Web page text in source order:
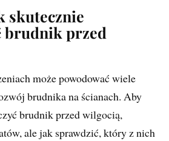
skutecznie
brudnik przed
może powodować wiele
brudnika na ścianach. Aby
brudnik przed wilgocią,
ale jak sprawdzić, który z nich